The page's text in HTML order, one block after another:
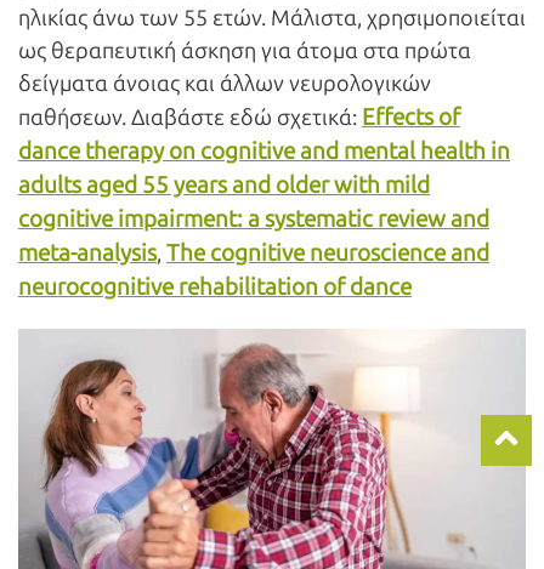
ηλικίας άνω των 55 ετών. Μάλιστα, χρησιμοποιείται
ως θεραπευτική άσκηση για άτομα στα πρώτα
δείγματα άνοιας και άλλων νευρολογικών
παθήσεων. Διαβάστε εδώ σχετικά: Effects of
dance therapy on cognitive and mental health in
adults aged 55 years and older with mild
cognitive impairment: a systematic review and
meta-analysis, The cognitive neuroscience and
neurocognitive rehabilitation of dance